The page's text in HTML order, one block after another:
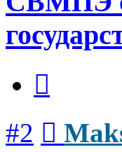
#2